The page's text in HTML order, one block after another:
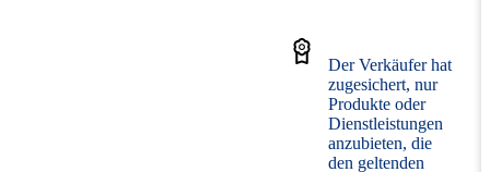
Der Verkäufer hat
zugesichert, nur
Produkte oder
Dienstleistungen
anzubieten, die
den geltenden